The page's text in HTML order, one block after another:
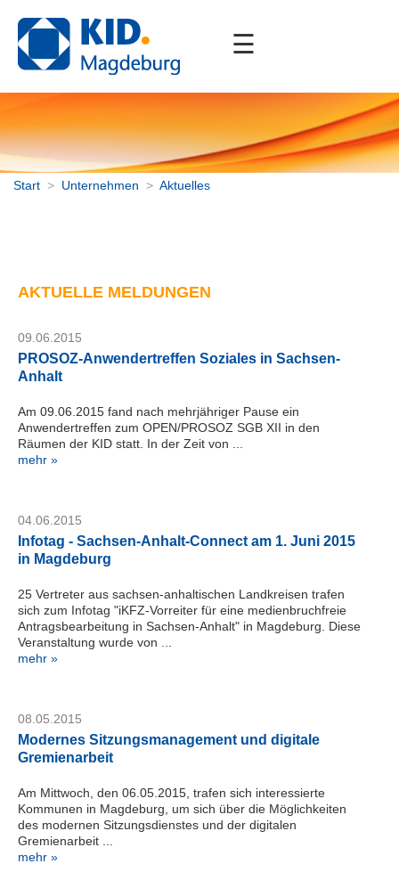
Start
Unternehmen
Aktuelles
Stellenangebote
Partner
Downloads
Kontakt
Kundenzeitschrift
SERVER
Support
S
r
v
c
e
s
k
K
D
M
a
g
d
☰
Start > Unternehmen > Aktuelles
AKTUELLE MELDUNGEN
09.06.2015
PROSOZ-Anwendertreffen Soziales in Sachsen-
Anhalt
Am 09.06.2015 fand nach mehrjähriger Pause ein
Anwendertreffen zum OPEN/PROSOZ SGB XII in den
Räumen der KID statt. In der Zeit von ...
mehr »
04.06.2015
Infotag - Sachsen-Anhalt-Connect am 1. Juni 2015
in Magdeburg
25 Vertreter aus sachsen-anhaltischen Landkreisen trafen
sich zum Infotag "iKFZ-Vorreiter für eine medienbruchfreie
Antragsbearbeitung in Sachsen-Anhalt" in Magdeburg. Diese
Veranstaltung wurde von ...
mehr »
08.05.2015
Modernes Sitzungsmanagement und digitale
Gremienarbeit
Am Mittwoch, den 06.05.2015, trafen sich interessierte
Kommunen in Magdeburg, um sich über die Möglichkeiten
des modernen Sitzungsdienstes und der digitalen
Gremienarbeit ...
mehr »